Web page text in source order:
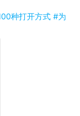
种打开方式 #为